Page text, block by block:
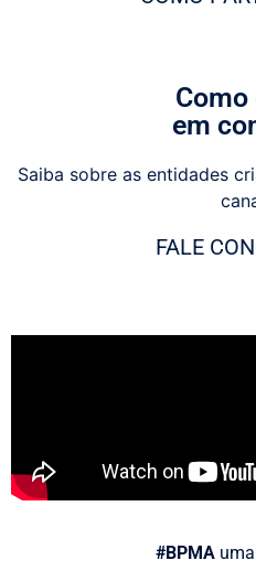
em
Saiba sobre as entidades
FALE
#BPMAuma